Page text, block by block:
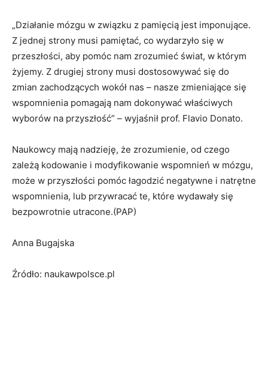
„Działanie mózgu w związku z pamięcią jest imponujące.
Z jednej strony musi pamiętać, co wydarzyło się w
przeszłości, aby pomóc nam zrozumieć świat, w którym
żyjemy. Z drugiej strony musi dostosowywać się do
zmian zachodzących wokół nas – nasze zmieniające się
wspomnienia pomagają nam dokonywać właściwych
wyborów na przyszłość” – wyjaśnił prof. Flavio Donato.
Naukowcy mają nadzieję, że zrozumienie, od czego
zależą kodowanie i modyfikowanie wspomnień w mózgu,
może w przyszłości pomóc łagodzić negatywne i natrętne
wspomnienia, lub przywracać te, które wydawały się
bezpowrotnie utracone.(PAP)
Anna Bugajska
Źródło: naukawpolsce.pl